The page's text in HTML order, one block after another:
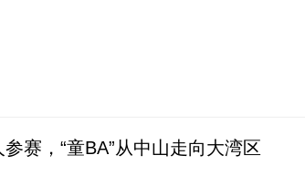
赛，“童BA”从中山走向大湾区